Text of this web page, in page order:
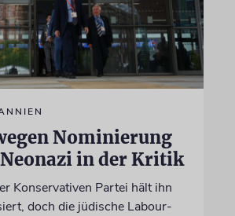
Nominierung
in der Kritik
Konservativen Partei hält ihn
doch die jüdische Labour-